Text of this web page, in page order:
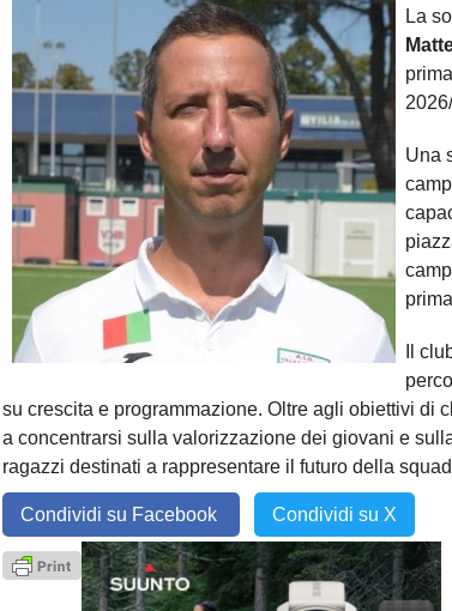
La
Una
Il
su crescita e programmazione. Oltre agli obiettivi di
a concentrarsi sulla valorizzazione dei giovani e
ragazzi destinati a rappresentare il futuro della
Condividi su Facebook Condividi su X